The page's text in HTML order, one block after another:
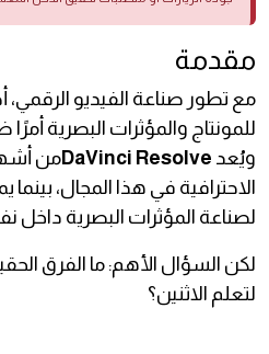
مقدمة
مع تطور صناعة الفيديو
للمونتاج والمؤثرات البصرية
ويُعد DaVinci Resolveمن أشهر
الاحترافية في هذا المجال، بينما
لصناعة المؤثرات البصرية داخل
لكن السؤال الأهم: ما الفرق
لتعلم الاثنين؟